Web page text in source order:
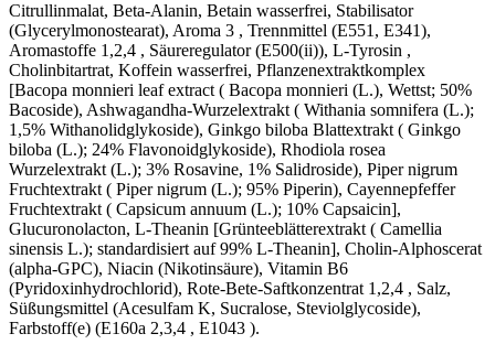
Citrullinmalat, Beta-Alanin, Betain wasserfrei, Stabilisator
(Glycerylmonostearat), Aroma 3 , Trennmittel (E551, E341),
Aromastoffe 1,2,4 , Säureregulator (E500(ii)), L-Tyrosin ,
Cholinbitartrat, Koffein wasserfrei, Pflanzenextraktkomplex
[Bacopa monnieri leaf extract ( Bacopa monnieri (L.), Wettst; 50%
Bacoside), Ashwagandha-Wurzelextrakt ( Withania somnifera (L.);
1,5% Withanolidglykoside), Ginkgo biloba Blattextrakt ( Ginkgo
biloba (L.); 24% Flavonoidglykoside), Rhodiola rosea
Wurzelextrakt (L.); 3% Rosavine, 1% Salidroside), Piper nigrum
Fruchtextrakt ( Piper nigrum (L.); 95% Piperin), Cayennepfeffer
Fruchtextrakt ( Capsicum annuum (L.); 10% Capsaicin],
Glucuronolacton, L-Theanin [Grünteeblätterextrakt ( Camellia
sinensis L.); standardisiert auf 99% L-Theanin], Cholin-Alphoscerat
(alpha-GPC), Niacin (Nikotinsäure), Vitamin B6
(Pyridoxinhydrochlorid), Rote-Bete-Saftkonzentrat 1,2,4 , Salz,
Süßungsmittel (Acesulfam K, Sucralose, Steviolglycoside),
Farbstoff(e) (E160a 2,3,4 , E1043 ).